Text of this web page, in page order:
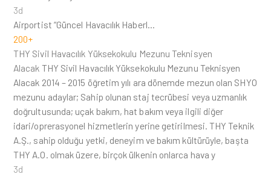
3d
Airportist “Güncel Havacılık Haberl…
200+
THY Sivil Havacılık Yüksekokulu Mezunu Teknisyen
Alacak THY Sivil Havacılık Yüksekokulu Mezunu Teknisyen
Alacak 2014 – 2015 öğretim yılı ara dönemde mezun olan SHYO
mezunu adaylar; Sahip olunan staj tecrübesi veya uzmanlık
doğrultusunda; uçak bakım, hat bakım veya ilgili diğer
idari/oprerasyonel hizmetlerin yerine getirilmesi. THY Teknik
A.Ş., sahip olduğu yetki, deneyim ve bakım kültürüyle, başta
THY A.O. olmak üzere, birçok ülkenin onlarca hava y
3d